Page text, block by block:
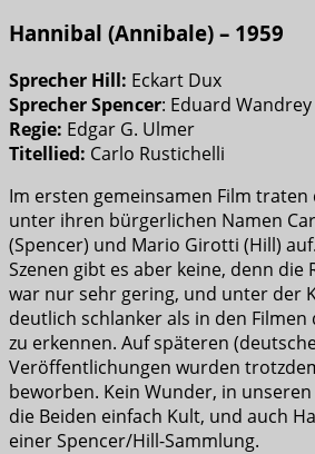
Hannibal (Annibale) – 1959
Sprecher Hill: Eckart Dux
Sprecher Spencer: Eduard Wandrey
Regie: Edgar G. Ulmer
Titellied: Carlo Rustichelli
Im ersten gemeinsamen Film traten
unter ihren bürgerlichen Namen
(Spencer) und Mario Girotti (Hill)
Szenen gibt es aber keine, denn die
war nur sehr gering, und unter der
deutlich schlanker als in den Filmen
zu erkennen. Auf späteren
Veröffentlichungen wurden
beworben. Kein Wunder, in
die Beiden einfach Kult, und auch
einer Spencer/Hill-Sammlung.